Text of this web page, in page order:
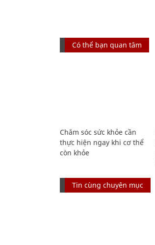
Có thể bạn quan tâm
Chăm sóc sức khỏe cần
thực hiện ngay khi cơ thể
còn khỏe
Tin cùng chuyên mục